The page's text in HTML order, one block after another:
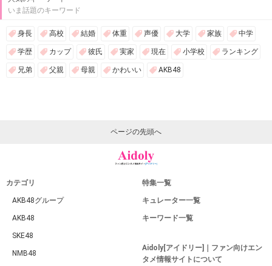
いま話題のキーワード
身長 高校 結婚 体重 声優 大学 家族 中学
学歴 カップ 彼氏 実家 現在 小学校 ランキング
兄弟 父親 母親 かわいい AKB48
ページの先頭へ
カテゴリ
AKB48グループ
AKB48
SKE48
NMB48
特集一覧
キュレーター一覧
キーワード一覧
Aidoly[アイドリー]｜ファン向けエン
タメ情報サイトについて